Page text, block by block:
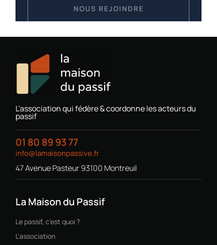
L'association qui fédère & coordonne les acteurs du
passif
01 80 89 93 77
info@lamaisonpassive.fr
47 Avenue Pasteur 93100 Montreuil
La Maison du Passif
Le passif, c'est quoi ?
L'association